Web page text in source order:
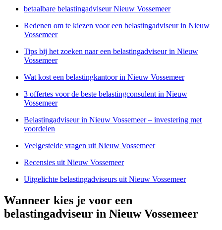
betaalbare belastingadviseur Nieuw Vossemeer
Redenen om te kiezen voor een belastingadviseur in Nieuw
Vossemeer
Tips bij het zoeken naar een belastingadviseur in Nieuw
Vossemeer
Wat kost een belastingkantoor in Nieuw Vossemeer
3 offertes voor de beste belastingconsulent in Nieuw
Vossemeer
Belastingadviseur in Nieuw Vossemeer – investering met
voordelen
Veelgestelde vragen uit Nieuw Vossemeer
Recensies uit Nieuw Vossemeer
Uitgelichte belastingadviseurs uit Nieuw Vossemeer
Wanneer kies je voor een
belastingadviseur in Nieuw Vossemeer